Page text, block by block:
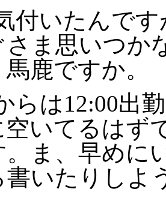
付いたんで
さま思いつか
鹿ですか。
らは12:00出
空いてるはず
。ま、早めに
書いたりしよ